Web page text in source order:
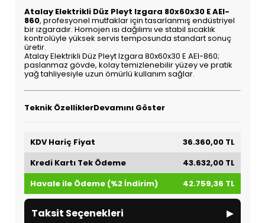
Atalay Elektrikli Düz Pleyt Izgara 80x60x30 E AEI-
860, profesyonel mutfaklar için tasarlanmış endüstriyel
bir ızgaradır. Homojen ısı dağılımı ve stabil sıcaklık
kontrolüyle yüksek servis temposunda standart sonuç
üretir.
Atalay Elektrikli Düz Pleyt Izgara 80x60x30 E AEI-860;
paslanmaz gövde, kolay temizlenebilir yüzey ve pratik
yağ tahliyesiyle uzun ömürlü kullanım sağlar.
Teknik ÖzelliklerDevamını Göster
KDV Hariç Fiyat
36.360,00 TL
Kredi Kartı Tek Ödeme
43.632,00 TL
Havale ile Ödeme (%2 İndirim)
42.759,36 TL
Taksit Seçenekleri ▸